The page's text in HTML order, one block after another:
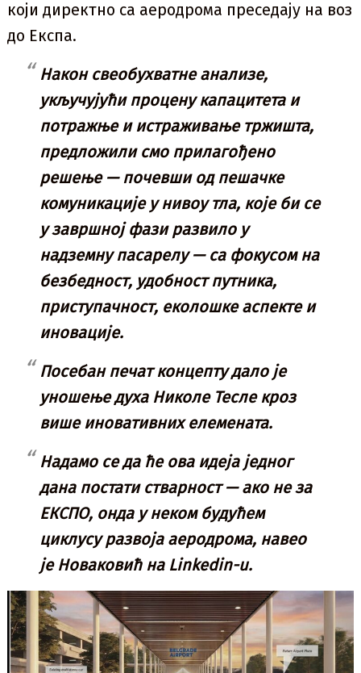
који директно са аеродрома преседају на воз
до Експа.
Након свеобухватне анализе,
укључујући процену капацитета и
потражње и истраживање тржишта,
предложили смо прилагођено
решење — почевши од пешачке
комуникације у нивоу тла, које би се
у завршној фази развило у
надземну пасарелу — са фокусом на
безбедност, удобност путника,
приступачност, еколошке аспекте и
иновације.
Посебан печат концепту дало је
уношење духа Николе Тесле кроз
више иновативних елемената.
Надамо се да ће ова идеја једног
дана постати стварност — ако не за
ЕКСПО, онда у неком будућем
циклусу развоја аеродрома, навео
је Новаковић на Linkedin-u.